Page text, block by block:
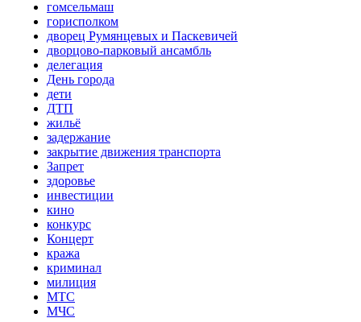
гомсельмаш
горисполком
дворец Румянцевых и Паскевичей
дворцово-парковый ансамбль
делегация
День города
дети
ДТП
жильё
задержание
закрытие движения транспорта
Запрет
здоровье
инвестиции
кино
конкурс
Концерт
кража
криминал
милиция
МТС
МЧС